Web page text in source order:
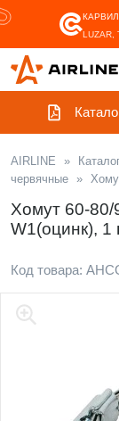
LUZAR,
AIRLINE »
червячные »
Хомут 60-
W1(оцинк), 1
Код товара: